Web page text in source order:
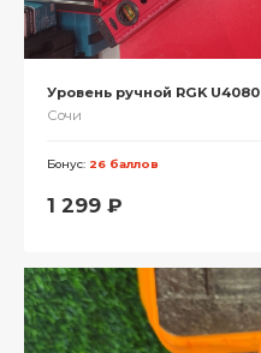
Уровень ручной RGK U4080
Сочи
Бонус: 26 баллов
1 299 ₽